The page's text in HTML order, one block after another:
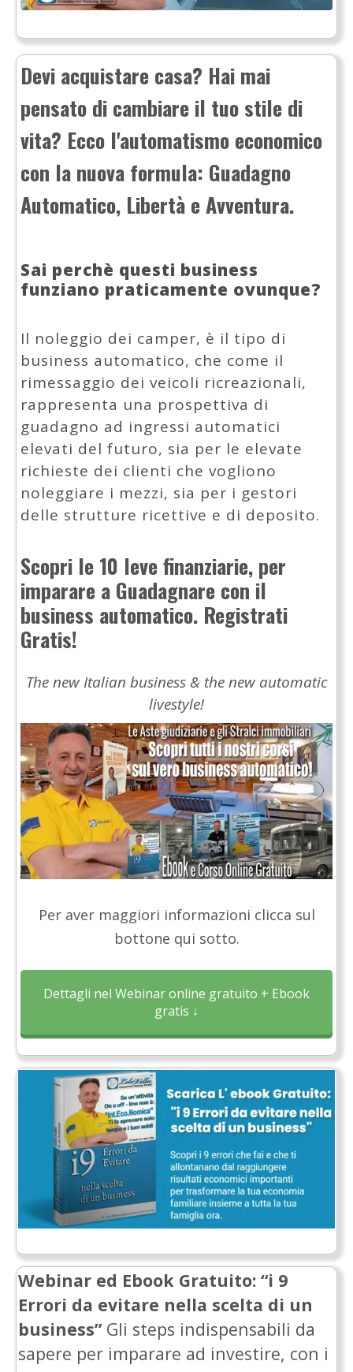
Devi acquistare casa? Hai mai
pensato di cambiare il tuo stile di
vita? Ecco l'automatismo economico
con la nuova formula: Guadagno
Automatico, Libertà e Avventura.
Sai perchè questi business
funziano praticamente ovunque?
Il noleggio dei camper, è il tipo di
business automatico, che come il
rimessaggio dei veicoli ricreazionali,
rappresenta una prospettiva di
guadagno ad ingressi automatici
elevati del futuro, sia per le elevate
richieste dei clienti che vogliono
noleggiare i mezzi, sia per i gestori
delle strutture ricettive e di deposito.
Scopri le 10 leve finanziarie, per
imparare a Guadagnare con il
business automatico. Registrati
Gratis!
The new Italian business & the new automatic
livestyle!
Per aver maggiori informazioni clicca sul
bottone qui sotto.
Dettagli nel Webinar online gratuito + Ebook
gratis ↓
Webinar ed Ebook Gratuito: “i 9
Errori da evitare nella scelta di un
business” Gli steps indispensabili da
sapere per imparare ad investire, con i